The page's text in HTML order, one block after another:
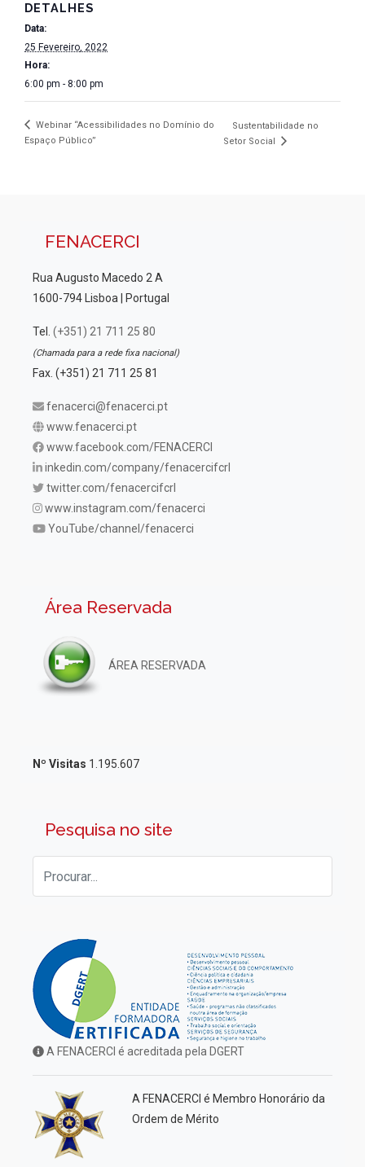
DETALHES
Data:
25 Fevereiro, 2022
Hora:
6:00 pm - 8:00 pm
Webinar “Acessibilidades no Domínio do
Espaço Público”
Sustentabilidade no
Setor Social
FENACERCI
Rua Augusto Macedo 2 A
1600-794 Lisboa | Portugal
Tel. (+351) 21 711 25 80
(Chamada para a rede fixa nacional)
Fax. (+351) 21 711 25 81
fenacerci@fenacerci.pt
www.fenacerci.pt
www.facebook.com/FENACERCI
inkedin.com/company/fenacercifcrl
twitter.com/fenacercifcrl
www.instagram.com/fenacerci
YouTube/channel/fenacerci
Área Reservada
ÁREA RESERVADA
Nº Visitas 1.195.607
Pesquisa no site
A FENACERCI é acreditada pela DGERT
A FENACERCI é Membro Honorário da
Ordem de Mérito